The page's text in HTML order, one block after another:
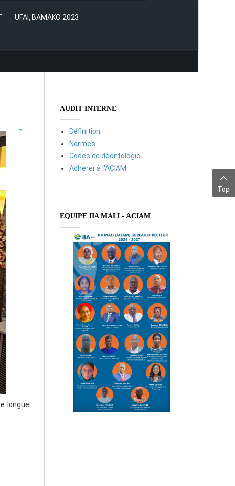
UFAI, BAMAKO 2023
longue
AUDIT INTERNE
Définition
Normes
Codes de déontologie
Adherer à l'ACIAM
EQUIPE IIA MALI - ACIAM
Top